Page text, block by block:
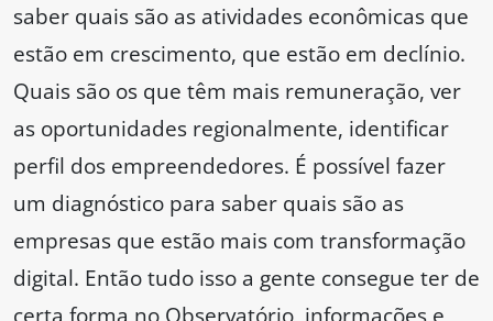
saber quais são as atividades econômicas que
estão em crescimento, que estão em declínio.
Quais são os que têm mais remuneração, ver
as oportunidades regionalmente, identificar
perfil dos empreendedores. É possível fazer
um diagnóstico para saber quais são as
empresas que estão mais com transformação
digital. Então tudo isso a gente consegue ter de